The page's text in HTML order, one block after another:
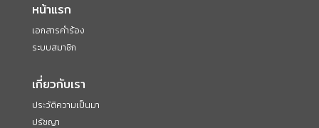
หน้าแรก
เอกสารคำร้อง
ระบบสมาชิก
เกี่ยวกับเรา
ประวัติความเป็นมา
ปรัชญา